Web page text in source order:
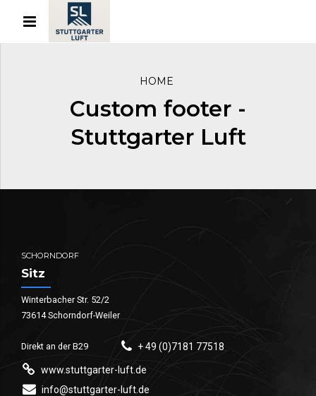
HOME
Custom footer -
Stuttgarter Luft
SCHORNDORF
Sitz
Winterbacher Str. 52/2
73614 Schorndorf-Weiler
Direkt an der B29 + 49 (0)7181 77518
www.stuttgarter-luft.de
info@stuttgarter-luft.de